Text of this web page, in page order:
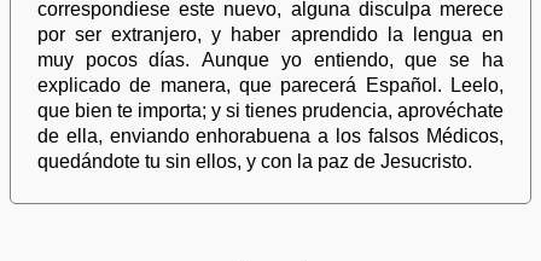
correspondiese este nuevo, alguna disculpa merece
por ser extranjero, y haber aprendido la lengua en
muy pocos días. Aunque yo entiendo, que se ha
explicado de manera, que parecerá Español. Leelo,
que bien te importa; y si tienes prudencia, aprovéchate
de ella, enviando enhorabuena a los falsos Médicos,
quedándote tu sin ellos, y con la paz de Jesucristo.